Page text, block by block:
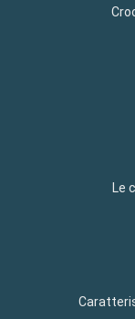
Le